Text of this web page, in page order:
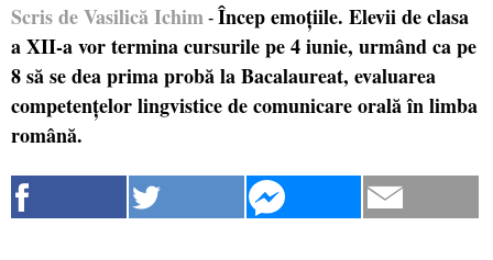
Scris de Vasilică Ichim - Încep emoțiile. Elevii de clasa
a XII-a vor termina cursurile pe 4 iunie, urmând ca pe
8 să se dea prima probă la Bacalaureat, evaluarea
competențelor lingvistice de comunicare orală în limba
română.